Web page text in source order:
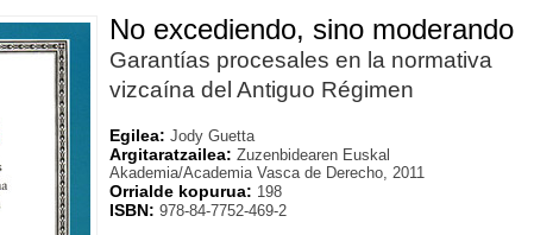
No excediendo, sino moderando
Garantías procesales en la normativa
vizcaína del Antiguo Régimen
Egilea: Jody Guetta
Argitaratzailea: Zuzenbidearen Euskal
Akademia/Academia Vasca de Derecho, 2011
Orrialde kopurua: 198
ISBN: 978-84-7752-469-2